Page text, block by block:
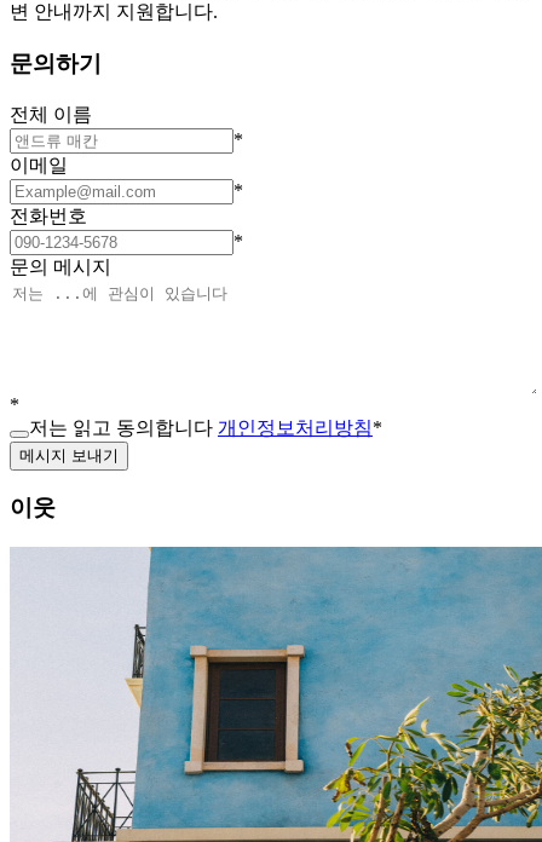
변 안내까지 지원합니다.
문의하기
전체 이름
*
이메일
*
전화번호
*
문의 메시지
*
저는 읽고 동의합니다 개인정보처리방침*
메시지 보내기
이웃